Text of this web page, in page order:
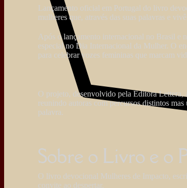
Lançamento oficial em Portugal do livro
mulheres que, através das suas palavras e
Após o lançamento internacional no Brasil e
especial no Dia Internacional da Mulher. O
para celebrar vozes femininas que marcam
O projeto, desenvolvido pela Editora Lettera,
reunindo autoras com percursos distintos
palavra.
Sobre o Livro e o
O livro devocional Mulheres de Impacto,
convite ao despertar.